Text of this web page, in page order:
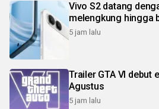
Vivo S2 datang
melengkung hingga
5 jam lalu
Trailer GTA VI debut
Agustus
5 jam lalu